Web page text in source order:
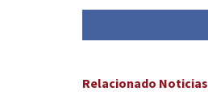
Relacionado Noticias